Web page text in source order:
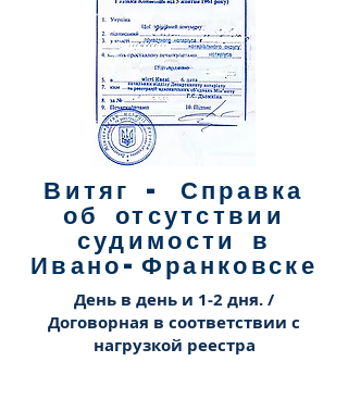
Широкий спектр услуг
Предоставляем услуги на высоком
уровне и в короткие сроки
Гибкая Ценовая Политика
Стоимость юридической услуги
формируется индивидуально, исходя из
сложности решаемой проблемы.
Витяг - Справка
об отсутствии
судимости в
Ивано-Франковске
День в день и 1-2 дня. /
Договорная в соответствии с
нагрузкой реестра